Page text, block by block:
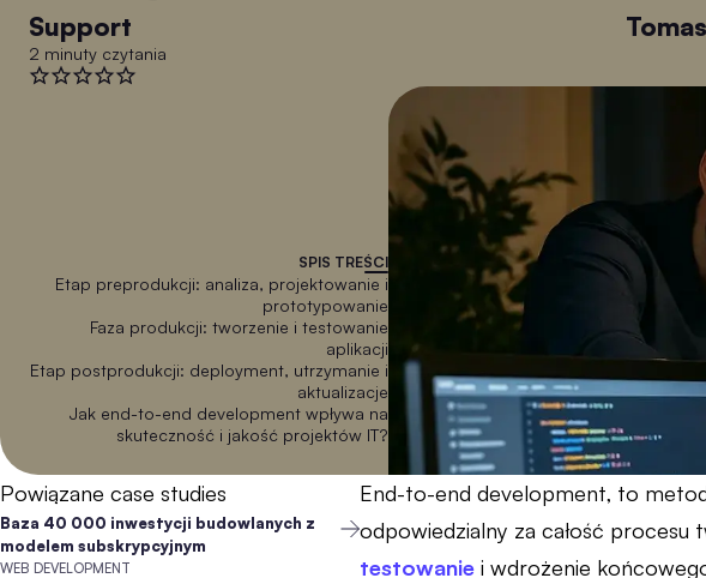
Support
2 minuty czytania
SPIS TREŚCI
Etap preprodukcji: analiza, projektowanie i
prototypowanie
Faza produkcji: tworzenie i testowanie
aplikacji
Etap postprodukcji: deployment, utrzymanie i
aktualizacje
Jak end-to-end development wpływa na
skuteczność i jakość projektów IT?
Powiązane case studies
Baza 40 000 inwestycji budowlanych z
modelem subskrypcyjnym
WEB DEVELOPMENT
End-to-end development, to
odpowiedzialny za całość
testowanie i wdrożenie